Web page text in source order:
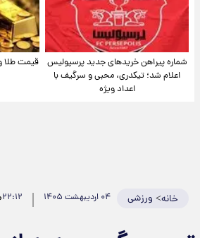
شماره پیراهن خریدهای جدید پرسپولیس
اعلام شد؛ تیکدری، محبی و سرگیف با
اعداد ویژه
خانه> ورزشی ۰۴ اردیبهشت ۱۴۰۵ ۲۲:۱۲